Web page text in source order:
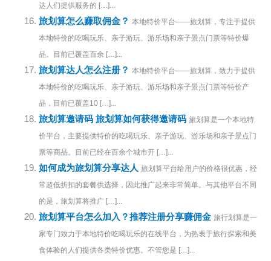
达人们提供服务的 […]...
旅划算怎么赚取佣金？ 本地特价平台——旅划算，专注于提供
本地特价的吃喝玩乐、亲子游玩、游乐场和亲子景点门票等特价爆
品。目前已覆盖百余 […]...
旅划算达人怎么注册？ 本地特价平台——旅划算，致力于提供
本地特价的吃喝玩乐、亲子游玩、游乐场和亲子景点门票等特价产
品，目前已覆盖10 […]...
旅划算邀请码 旅划算如何获得邀请码 旅划算是一个本地特
价平台，主要提供特价的吃喝玩乐、亲子游玩、游乐场和亲子景点门
票等商品。目前已经在百余个城市开 […]...
如何成为旅划算分享达人 旅划算平台给用户的价格很优惠，经
常超低折扣的套餐供选择，因此推广起来非常简单。与其他平台不同
的是，旅划算将推广 […]...
旅划算平台怎么加入？推荐注册分享赚佣金 旅行划算是一
家专门致力于本地特价吃喝玩乐的在线平台，为热衷于旅行探索和美
食体验的人们提供各类特价优惠。不管您是 […]...